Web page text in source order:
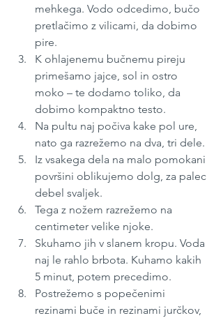
mehkega. Vodo odcedimo, bučo
pretlačimo z vilicami, da dobimo
pire.
K ohlajenemu bučnemu pireju
primešamo jajce, sol in ostro
moko – te dodamo toliko, da
dobimo kompakt­no testo.
Na pultu naj počiva kake pol ure,
nato ga razrežemo na dva, tri dele.
Iz vsakega dela na malo pomokani
površini oblikujemo dolg, za palec
debel svaljek.
Tega z nožem razrežemo na
centimeter velike njoke.
Skuhamo jih v slanem kropu. Voda
naj le rahlo brbota. Kuhamo kakih
5 minut, potem precedimo.
Postrežemo s popečenimi
rezinami buče in rezinami jurčkov,